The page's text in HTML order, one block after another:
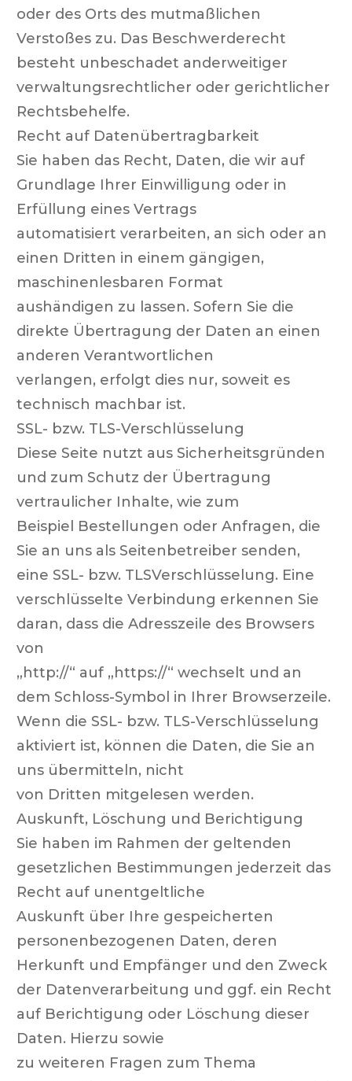
oder des Orts des mutmaßlichen
Verstoßes zu. Das Beschwerderecht
besteht unbeschadet anderweitiger
verwaltungsrechtlicher oder gerichtlicher
Rechtsbehelfe.
Recht auf Datenübertragbarkeit
Sie haben das Recht, Daten, die wir auf
Grundlage Ihrer Einwilligung oder in
Erfüllung eines Vertrags
automatisiert verarbeiten, an sich oder an
einen Dritten in einem gängigen,
maschinenlesbaren Format
aushändigen zu lassen. Sofern Sie die
direkte Übertragung der Daten an einen
anderen Verantwortlichen
verlangen, erfolgt dies nur, soweit es
technisch machbar ist.
SSL- bzw. TLS-Verschlüsselung
Diese Seite nutzt aus Sicherheitsgründen
und zum Schutz der Übertragung
vertraulicher Inhalte, wie zum
Beispiel Bestellungen oder Anfragen, die
Sie an uns als Seitenbetreiber senden,
eine SSL- bzw. TLSVerschlüsselung. Eine
verschlüsselte Verbindung erkennen Sie
daran, dass die Adresszeile des Browsers
von
„http://“ auf „https://“ wechselt und an
dem Schloss-Symbol in Ihrer Browserzeile.
Wenn die SSL- bzw. TLS-Verschlüsselung
aktiviert ist, können die Daten, die Sie an
uns übermitteln, nicht
von Dritten mitgelesen werden.
Auskunft, Löschung und Berichtigung
Sie haben im Rahmen der geltenden
gesetzlichen Bestimmungen jederzeit das
Recht auf unentgeltliche
Auskunft über Ihre gespeicherten
personenbezogenen Daten, deren
Herkunft und Empfänger und den Zweck
der Datenverarbeitung und ggf. ein Recht
auf Berichtigung oder Löschung dieser
Daten. Hierzu sowie
zu weiteren Fragen zum Thema